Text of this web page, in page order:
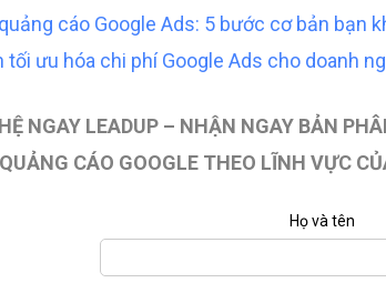
cáo Google Ads: 5 bước cơ bản bạn
tối ưu hóa chi phí Google Ads cho doanh
NGAY LEADUP – NHẬN NGAY BẢN
CÁO GOOGLE THEO LĨNH VỰC
Họ và tên